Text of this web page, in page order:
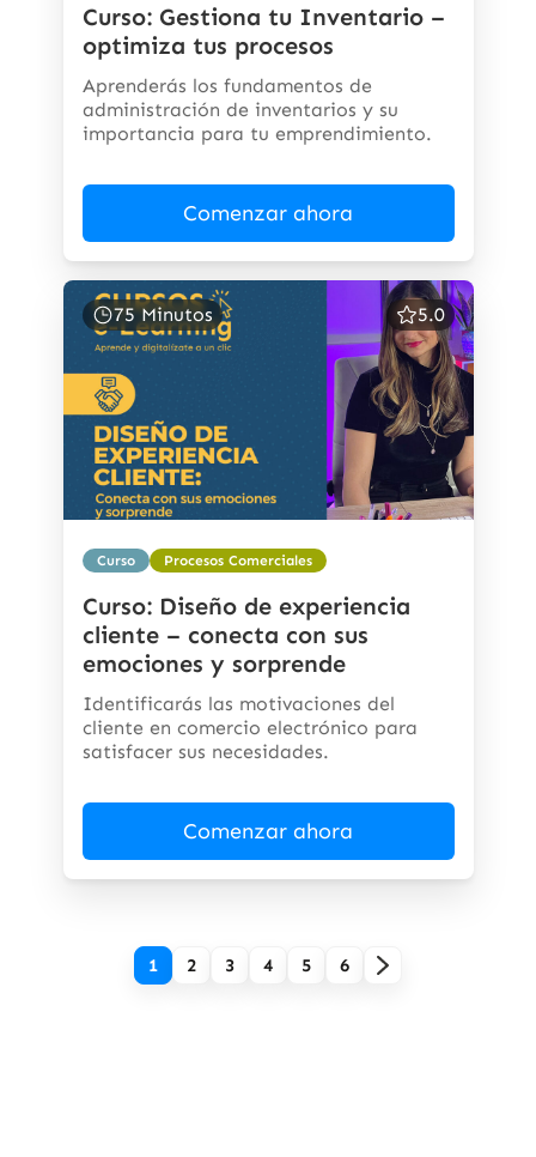
Curso: Gestiona tu Inventario –
optimiza tus procesos
Aprenderás los fundamentos de
administración de inventarios y su
importancia para tu emprendimiento.
Comenzar ahora
75 Minutos 5.0
Curso Procesos Comerciales
Curso: Diseño de experiencia
cliente – conecta con sus
emociones y sorprende
Identificarás las motivaciones del
cliente en comercio electrónico para
satisfacer sus necesidades.
Comenzar ahora
1 2 3 4 5 6